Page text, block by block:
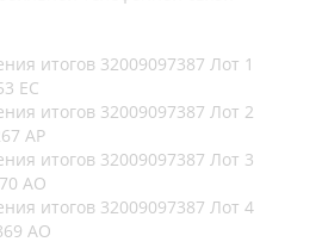
итогов 32009097387 Лот 1
ЕС
итогов 32009097387 Лот 2
АР
итогов 32009097387 Лот 3
АО
итогов 32009097387 Лот 4
АО